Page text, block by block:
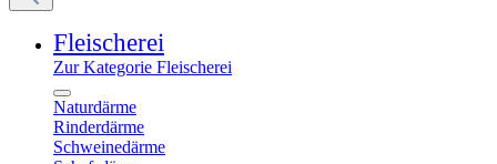
Fleischerei
Zur Kategorie Fleischerei
Naturdärme
Rinderdärme
Schweinedärme